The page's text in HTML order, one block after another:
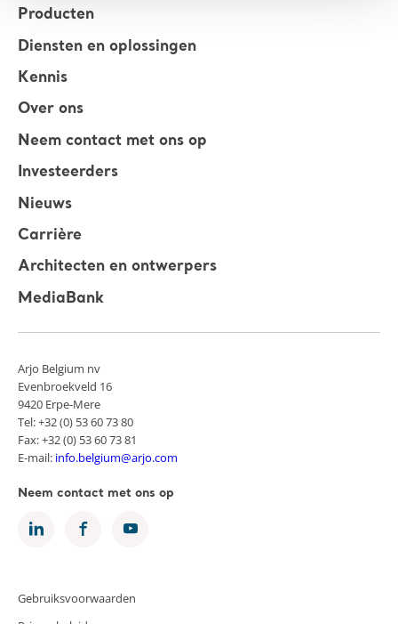
Producten
Diensten en oplossingen
Kennis
Over ons
Neem contact met ons op
Investeerders
Nieuws
Carrière
Architecten en ontwerpers
MediaBank
Arjo Belgium nv
Evenbroekveld 16
9420 Erpe-Mere
Tel: +32 (0) 53 60 73 80
Fax: +32 (0) 53 60 73 81
E-mail: info.belgium@arjo.com
Neem contact met ons op
Gebruiksvoorwaarden